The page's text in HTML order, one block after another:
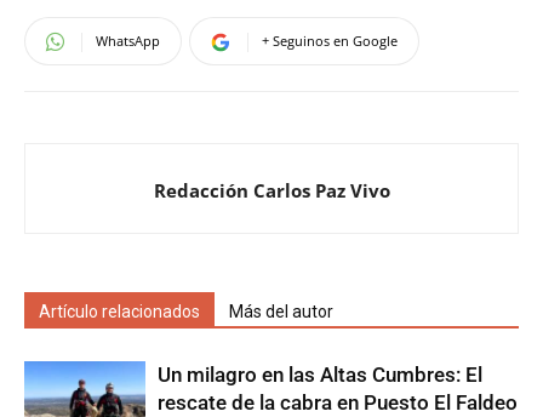
WhatsApp + Seguinos en Google
Redacción Carlos Paz Vivo
Artículo relacionados Más del autor
Un milagro en las Altas Cumbres: El
rescate de la cabra en Puesto El Faldeo